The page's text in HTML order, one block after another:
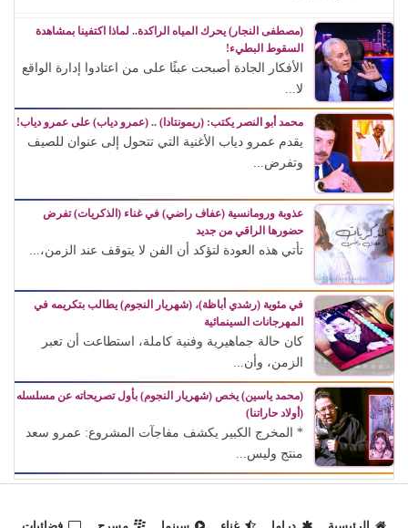
(مصطفى النجار) يحرك المياه الراكدة.. لماذا اكتفينا بمشاهدة
السقوط البطيء!
الأفكار الجادة أصبحت عبئًا على من اعتادوا إدارة الواقع
لا...
محمد أبو النصر يكتب: (ريمونتادا) .. (عمرو دياب) على عمرو دياب!
يقدم عمرو دياب الأغنية التي تتحول إلى عنوان للصيف
وتفرض...
عذوبة ورومانسية (عفاف راضي) في غناء (الذكريات) تفرض
حضورها الراقي من جديد
تأتي هذه العودة لتؤكد أن الفن لا يتوقف عند الزمن،...
في مئوية (رشدي أباظة)، (شهريار النجوم) يطالب بتكريمه في
المهرجانات السينمائية
كان حالة جماهيرية وفنية كاملة، استطاعت أن تعبر
الزمن، وأن...
(محمد ياسين) يخص (شهريار النجوم) بأول تصريحاته عن مسلسله
(أولاد حاراتنا)
* المخرج الكبير يكشف مفاجآت المشروع: عمرو سعد
منتج وليس...